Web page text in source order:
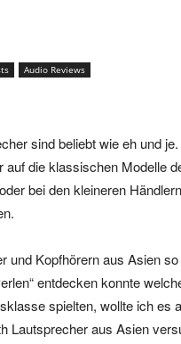
Audio Reviews
sind beliebt wie eh und
auf die klassischen Modelle
bei den kleineren
und Kopfhörern aus Asien
entdecken konnte
spielten, wollte ich es
Lautsprecher aus Asien